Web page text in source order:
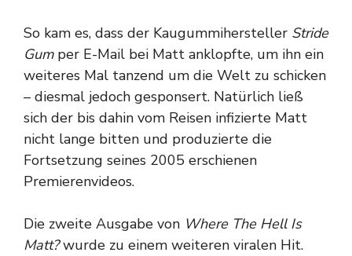
So kam es, dass der Kaugummihersteller Stride
Gumper E-Mail bei Matt anklopfte, um ihn ein
weiteres Mal tanzend um die Welt zu schicken
– diesmal jedoch gesponsert. Natürlich ließ
sich der bis dahin vom Reisen infizierte Matt
nicht lange bitten und produzierte die
Fortsetzung seines 2005 erschienen
Premierenvideos.
Die zweite Ausgabe von Where The Hell Is
Matt?wurde zu einem weiteren viralen Hit.